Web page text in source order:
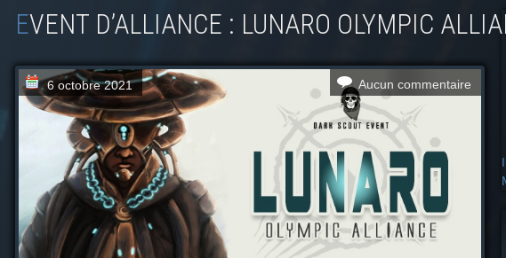
EVENT D’ALLIANCE : LUNARO OLYMPIC
6 octobre 2021 Aucun commentaire